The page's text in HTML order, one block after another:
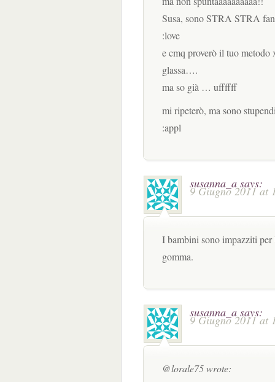
Susa, sono STRA STRA
:love
e cmq proverò il tuo metodo
glassa….
ma so già … uffffff
mi ripeterò, ma sono
:appl
susanna_a says:
9 Giugno 2011 at
I bambini sono impazziti
gomma.
susanna_a says:
9 Giugno 2011 at
@lorale75 wrote: